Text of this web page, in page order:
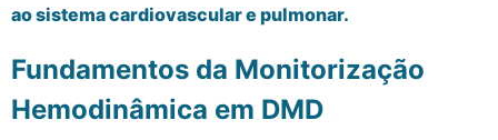
ao sistema cardiovascular e pulmonar.
Fundamentos da Monitorização
Hemodinâmica em DMD